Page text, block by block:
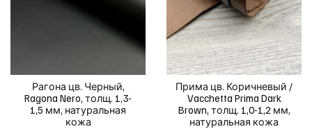
Рагона цв. Черный,
Ragona Nero, толщ. 1,3-
1,5 мм, натуральная
кожа
Прима цв. Коричневый /
Vacchetta Prima Dark
Brown, толщ. 1,0-1,2 мм,
натуральная кожа